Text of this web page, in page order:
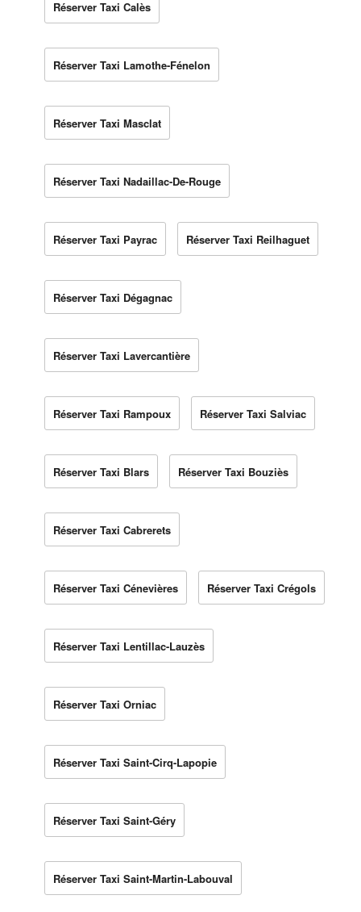
Réserver Taxi Calès
Réserver Taxi Lamothe-Fénelon
Réserver Taxi Masclat
Réserver Taxi Nadaillac-De-Rouge
Réserver Taxi Payrac Réserver Taxi Reilhaguet
Réserver Taxi Dégagnac
Réserver Taxi Lavercantière
Réserver Taxi Rampoux Réserver Taxi Salviac
Réserver Taxi Blars Réserver Taxi Bouziès
Réserver Taxi Cabrerets
Réserver Taxi Cénevières Réserver Taxi Crégols
Réserver Taxi Lentillac-Lauzès
Réserver Taxi Orniac
Réserver Taxi Saint-Cirq-Lapopie
Réserver Taxi Saint-Géry
Réserver Taxi Saint-Martin-Labouval